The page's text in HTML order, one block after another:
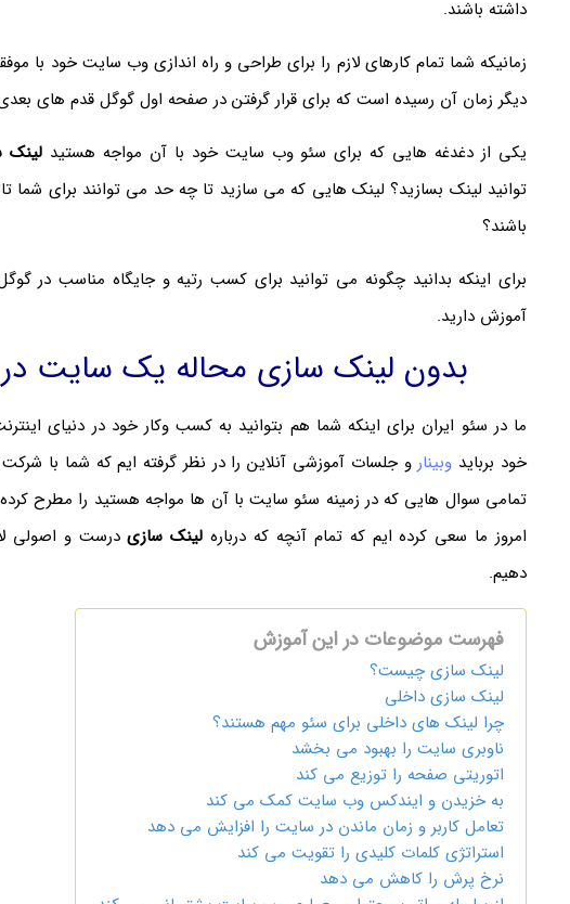
داشته باشند.
زمانیکه شما تمام کارهای لازم را برای طراحی و راه اندازی وب سایت خود با
دیگر زمان آن رسیده است که برای قرار گرفتن در صفحه اول گوگل قدم های بعدی
یکی از دغدغه هایی که برای سئو وب سایت خود با آن مواجه هستید لینک
توانید لینک بسازید؟ لینک هایی که می سازید تا چه حد می توانند برای شما
باشند؟
برای اینکه بدانید چگونه می توانید برای کسب رتیه و جایگاه مناسب در
آموزش دارید.
بدون لینک سازی محاله یک سایت
ما در سئو ایران برای اینکه شما هم بتوانید به کسب وکار خود در دنیای
خود برباید وبینارو جلسات آموزشی آنلاین را در نظر گرفته ایم که شما با
تمامی سوال هایی که در زمینه سئو سایت با آن ها مواجه هستید را مطرح
امروز ما سعی کرده ایم که تمام آنچه که درباره لینک سازیدرست و اصولی
دهیم.
فهرست موضوعات در این آموزش
لینک سازی چیست؟
لینک سازی داخلی
چرا لینک های داخلی برای سئو مهم هستند؟
ناوبری سایت را بهبود می بخشد
اتوریتی صفحه را توزیع می کند
به خزیدن و ایندکس وب سایت کمک می کند
تعامل کاربر و زمان ماندن در سایت را افزایش می دهد
استراتژی کلمات کلیدی را تقویت می کند
نرخ پرش را کاهش می دهد